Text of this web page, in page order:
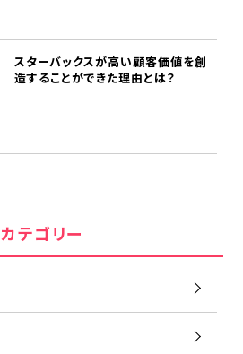
スターバックスが高い顧客価値を創
造することができた理由とは？
カテゴリー